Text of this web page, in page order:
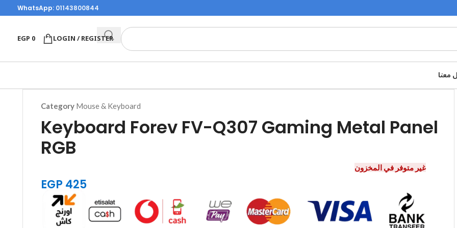
WhatsApp: 01143800844
LOGIN / REGISTER
EGP0
معنا
Category Mouse & Keyboard
Keyboard Forev FV-Q307 Gaming Metal Panel
RGB
EGP 425
غير متوفر في المخزون